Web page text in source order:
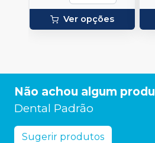
Ver opções
Não achou algum
Dental Padrão
Sugerir produtos